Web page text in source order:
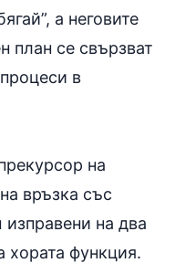
а неговите
план се свързват
в
на
връзка със
на два
хората функция.